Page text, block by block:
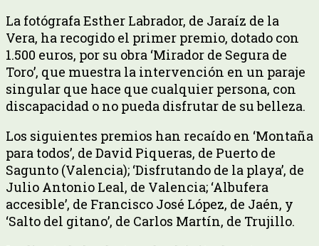
La fotógrafa Esther Labrador, de Jaraíz de la
Vera, ha recogido el primer premio, dotado con
1.500 euros, por su obra ‘Mirador de Segura de
Toro’, que muestra la intervención en un paraje
singular que hace que cualquier persona, con
discapacidad o no pueda disfrutar de su belleza.
Los siguientes premios han recaído en ‘Montaña
para todos’, de David Piqueras, de Puerto de
Sagunto (Valencia); ‘Disfrutando de la playa’, de
Julio Antonio Leal, de Valencia; ‘Albufera
accesible’, de Francisco José López, de Jaén, y
‘Salto del gitano’, de Carlos Martín, de Trujillo.